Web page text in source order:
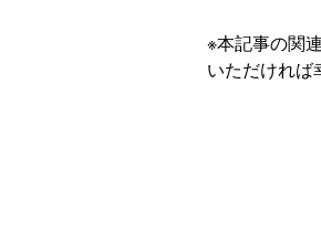
※本記事の関
いただければ